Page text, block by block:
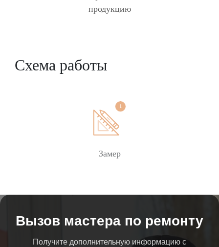
продукцию
Схема работы
Замер
Вызов мастера по ремонту
Получите дополнительную информацию с